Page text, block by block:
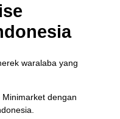
waralaba yang
dengan